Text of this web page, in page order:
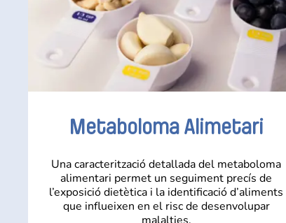
Metaboloma Alimetari
Una caracterització detallada del metaboloma
alimentari permet un seguiment precís de
l’exposició dietètica i la identificació d’aliments
que influeixen en el risc de desenvolupar